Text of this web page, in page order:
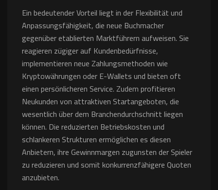
Ein bedeutender Vorteil liegt in der Flexibilität und
Anpassungsfähigkeit, die neue Buchmacher
gegenüber etablierten Marktführern aufweisen. Sie
reagieren zügiger auf Kundenbedürfnisse,
implementieren neue Zahlungsmethoden wie
Kryptowährungen oder E-Wallets und bieten oft
einen persönlicheren Service. Zudem profitieren
Neukunden von attraktiven Startangeboten, die
wesentlich über dem Branchendurchschnitt liegen
können. Die reduzierten Betriebskosten und
schlankeren Strukturen ermöglichen es diesen
Anbietern, ihre Gewinnmargen zugunsten der Spieler
zu reduzieren und somit konkurrenzfähigere Quoten
anzubieten.